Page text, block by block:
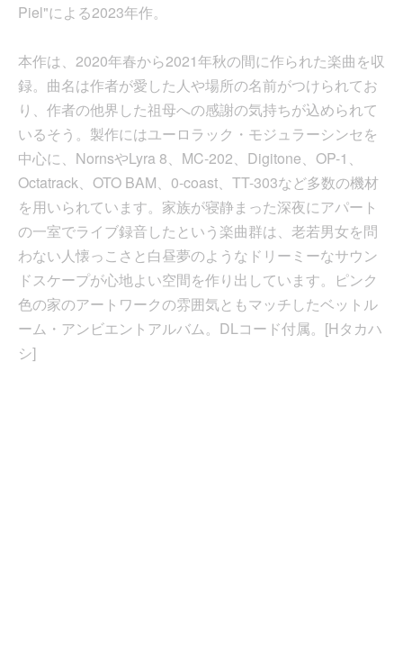
Piel"による2023年作。
本作は、2020年春から2021年秋の間に作られた楽曲を収
録。曲名は作者が愛した人や場所の名前がつけられてお
り、作者の他界した祖母への感謝の気持ちが込められて
いるそう。製作にはユーロラック・モジュラーシンセを
中心に、NornsやLyra 8、MC-202、Digitone、OP-1、
Octatrack、OTO BAM、0-coast、TT-303など多数の機材
を用いられています。家族が寝静まった深夜にアパート
の一室でライブ録音したという楽曲群は、老若男女を問
わない人懐っこさと白昼夢のようなドリーミーなサウン
ドスケープが心地よい空間を作り出しています。ピンク
色の家のアートワークの雰囲気ともマッチしたベットル
ーム・アンビエントアルバム。DLコード付属。[Hタカハ
シ]